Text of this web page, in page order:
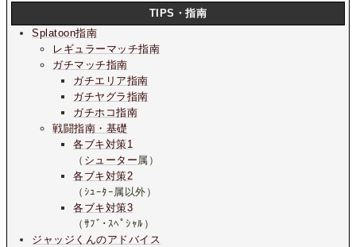
TIPS・指南
Splatoon指南
レギュラーマッチ指南
ガチマッチ指南
ガチエリア指南
ガチヤグラ指南
ガチホコ指南
戦闘指南・基礎
各ブキ対策1
（ シューター 属）
各ブキ対策2
（ｼｭｰﾀｰ属以外）
各ブキ対策3
（ｻﾌﾞ･ｽﾍﾟｼｬﾙ）
ジャッジくんのアドバイス